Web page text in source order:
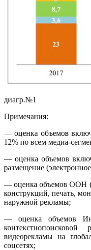
диагр.№1
Примечания:
— оценка объемов
12% по всем медиа-
— оценка объемов
размещение
— оценка объемов ООН
конструкций, печать,
наружной рекламы;
— оценка объемов
видеорекламы на
соцсетях;